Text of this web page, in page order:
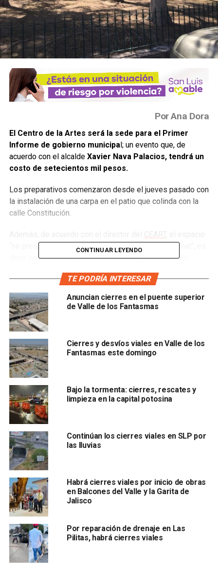
Por Ana Dora
El Centro de la Artes será la sede para el Primer
Informe de gobierno municipal; un evento que, de
acuerdo con el alcalde Xavier Nava Palacios, tendrá un
costo de setecientos mil pesos.
Los preparativos comenzaron desde el jueves pasado con
la instalación de una carpa en el patio que colinda con la
calle Constitución.
“se prestó bajo un acuerdo de apoyo interinstitucional”, es
decir, no se cobrará por la renta del lugar como suele
Por la mañana del viernes, personal del Ayuntamiento de
diversas direcciones como Cultura, Deportes, Seguridad
Pública, Turismo, Desarrollo Social, entre otras; fueron
citadas en el recinto junto con directores para el “ensayo
general” del informe.
Por su parte,
Edgar Jiménez Arcadia, director de
Seguridad Pública Municipal,
que participarán en el Informe, debido a que“tenemos
más operativos, como la feria de Pozos”.
El director de vialidad, Filemón Juárez, informó que el día
de mañana habrá
calle Constitucióndebido a que el ingreso de los
invitados será por la calle Espinosa y Cuevas.
CONTINUAR LEYENDO
TE PODRÍA INTERESAR
Anuncian cierres en el puente superior
de Valle de los Fantasmas
Cierres y desvíos viales en Valle de los
Fantasmas este domingo
Bajo la tormenta: cierres, rescates y
limpieza en la capital potosina
Continúan los cierres viales en SLP por
las lluvias
Habrá cierres viales por inicio de obras
en Balcones del Valle y la Garita de
Jalisco
Por reparación de drenaje en Las
Pilitas, habrá cierres viales